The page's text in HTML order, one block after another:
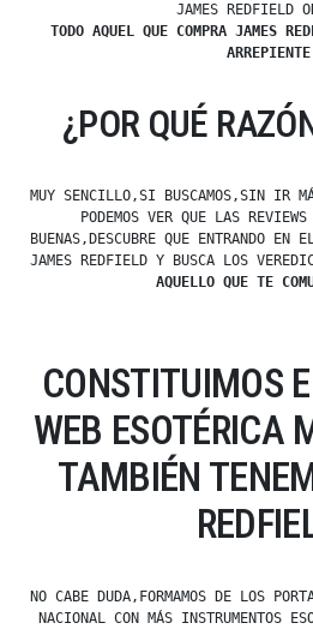
JAMES REDFIELD
TODO AQUEL QUE COMPRA JAMES
ARREPIENTE
¿POR QUÉ
MUY SENCILLO,SI BUSCAMOS,SIN IR
PODEMOS VER QUE LAS
BUENAS,DESCUBRE QUE ENTRANDO EN
JAMES REDFIELD Y BUSCA LOS
AQUELLO QUE TE
CONSTITUIMOS
WEB ESOTÉRICA
TAMBIÉN
NO CABE DUDA,FORMAMOS DE LOS
NACIONAL CON MÁS INSTRUMENTOS